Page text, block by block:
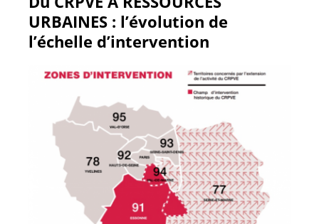
URBAINES : l’évolution de
l’échelle d’intervention